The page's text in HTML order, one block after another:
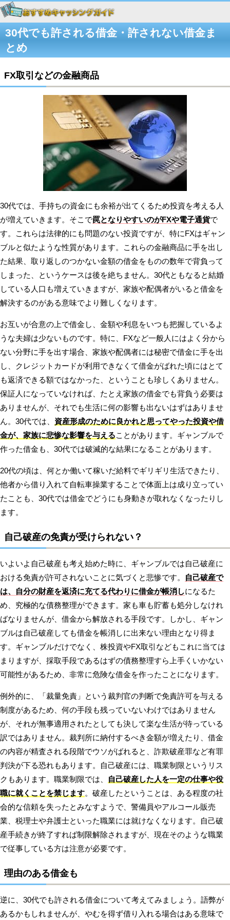
30代でも許される借金・許されない借金ま
とめ
FX取引などの金融商品
30代では、手持ちの資金にも余裕が出てくるため投資を考える人
が増えていきます。そこで罠となりやすいのがFXや電子通貨で
す。これらは法律的にも問題のない投資ですが、特にFXはギャン
ブルと似たような性質があります。これらの金融商品に手を出し
た結果、取り返しのつかない金額の借金をものの数年で背負って
しまった、というケースは後を絶ちません。30代ともなると結婚
している人口も増えていきますが、家族や配偶者がいると借金を
解決するのがある意味でより難しくなります。
お互いが合意の上で借金し、金額や利息をいつも把握しているよ
うな夫婦は少ないものです。特に、FXなど一般人にはよく分から
ない分野に手を出す場合、家族や配偶者には秘密で借金に手を出
し、クレジットカードが利用できなくて借金がばれた頃にはとて
も返済できる額ではなかった、ということも珍しくありません。
保証人になっていなければ、たとえ家族の借金でも背負う必要は
ありませんが、それでも生活に何の影響も出ないはずはありませ
ん。30代では、 資産形成のために良かれと思ってやった投資や借
金が、家族に悲惨な影響を与えることがあります。ギャンブルで
作った借金も、30代では破滅的な結果になることがあります。
20代の頃は、何とか働いて稼いだ給料でギリギリ生活できたり、
他者から借り入れて自転車操業することで体面上は成り立ってい
たことも、30代では借金でどうにも身動きが取れなくなったりし
ます。
自己破産の免責が受けられない？
いよいよ自己破産も考え始めた時に、ギャンブルでは自己破産に
おける免責が許可されないことに気づくと悲惨です。
自己破産で
は、自分の財産を返済に充てる代わりに借金が帳消しになるた
め、究極的な債務整理ができます。家も車も貯蓄も処分しなけれ
ばなりませんが、借金から解放される手段です。しかし、ギャン
ブルは自己破産しても借金を帳消しに出来ない理由となり得ま
す。ギャンブルだけでなく、株投資やFX取引などもこれに当ては
まりますが、採取手段であるはずの債務整理すら上手くいかない
可能性があるため、非常に危険な借金を作ったことになります。
例外的に、「裁量免責」という裁判官の判断で免責許可を与える
制度があるため、何の手段も残っていないわけではありません
が、それが無事適用されたとしても決して楽な生活が待っている
訳ではありません。裁判所に納付するべき金額が増えたり、借金
の内容が精査される段階でウソがばれると、詐欺破産罪など有罪
判決が下る恐れもあります。自己破産には、職業制限というリス
クもあります。職業制限では、
自己破産した人を一定の仕事や役
職に就くことを禁じます。破産したということは、ある程度の社
会的な信頼を失ったとみなすようで、警備員やアルコール販売
業、税理士や弁護士といった職業には就けなくなります。自己破
産手続きが終了すれば制限解除されますが、現在そのような職業
で従事している方は注意が必要です。
理由のある借金も
逆に、30代でも許される借金について考えてみましょう。語弊が
あるかもしれませんが、やむを得ず借り入れる場合はある意味で